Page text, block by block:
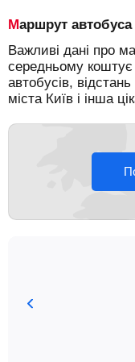
Маршрут
Важливі дані про
середньому коштує
автобусів,
міста Київ і інша